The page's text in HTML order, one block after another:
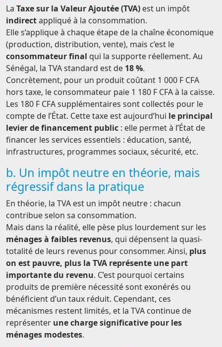
La Taxe sur la Valeur Ajoutée (TVA) est un impôt
indirectappliqué à la consommation.
Elle s’applique à chaque étape de la chaîne économique
(production, distribution, vente), mais c’est le
consommateur final qui la supporte réellement. Au
Sénégal, la TVA standard est de 18 %.
Concrètement, pour un produit coûtant 1 000 F CFA
hors taxe, le consommateur paie 1 180 F CFA à la caisse.
Les 180 F CFA supplémentaires sont collectés pour le
compte de l’État. Cette taxe est aujourd’hui le principal
levier de financement public : elle permet à l’État de
financer les services essentiels : éducation, santé,
infrastructures, programmes sociaux, sécurité, etc.
b. Un impôt neutre en théorie, mais
régressif dans la pratique
En théorie, la TVA est un impôt neutre : chacun
contribue selon sa consommation.
Mais dans la réalité, elle pèse plus lourdement sur les
ménages à faibles revenus, qui dépensent la quasi-
totalité de leurs revenus pour consommer. Ainsi, plus
on est pauvre, plus la TVA représente une part
importante du revenu. C’est pourquoi certains
produits de première nécessité sont exonérés ou
bénéficient d’un taux réduit. Cependant, ces
mécanismes restent limités, et la TVA continue de
représenter une charge significative pour les
ménages modestes.